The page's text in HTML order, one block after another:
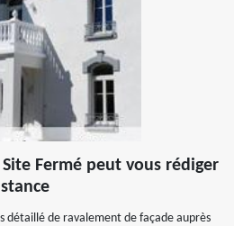
Site Fermé peut vous rédiger
détaillé de ravalement de façade auprès